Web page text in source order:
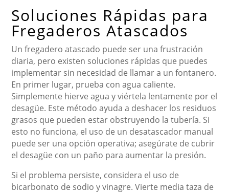
Soluciones Rápidas para
Fregaderos Atascados
Un fregadero atascado puede ser una frustración
diaria, pero existen soluciones rápidas que puedes
implementar sin necesidad de llamar a un fontanero.
En primer lugar, prueba con agua caliente.
Simplemente hierve agua y viértela lentamente por el
desagüe. Este método ayuda a deshacer los residuos
grasos que pueden estar obstruyendo la tubería. Si
esto no funciona, el uso de un desatascador manual
puede ser una opción operativa; asegúrate de cubrir
el desagüe con un paño para aumentar la presión.
Si el problema persiste, considera el uso de
bicarbonato de sodio y vinagre. Vierte media taza de